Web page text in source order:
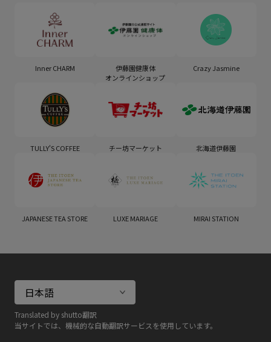
Translated by shutto翻訳
当サイトでは、機械的な自動翻訳サービスを使用しています。
Inner CHARM
伊藤園健康体
オンラインショップ
Crazy Jasmine
TULLY'S COFFEE チー坊マーケット 北海道伊藤園
JAPANESE TEA STORE LUXE MARIAGE MIRAI STATION